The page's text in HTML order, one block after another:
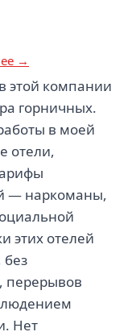
→
этой компании
горничных.
в моей
отели,
— наркоманы,
этих отелей
без
перерывов
Нет